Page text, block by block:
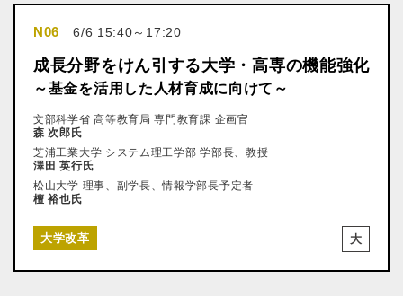
N06 6/6 15:40～17:20
成長分野をけん引する大学・高専の機能強化
～基金を活用した人材育成に向けて～
文部科学省 高等教育局 専門教育課 企画官
森 次郎氏
芝浦工業大学 システム理工学部 学部長、教授
澤田 英行氏
松山大学 理事、副学長、情報学部長予定者
檀 裕也氏
大学改革 大